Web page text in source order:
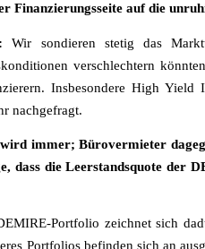
Finanzierungsseite auf die
Wir sondieren stetig das
verschlechtern
Insbesondere High
nachgefragt.
immer; Bürovermieter
dass die Leerstandsquote der
Portfolio zeichnet sich
Portfolios befinden sich an